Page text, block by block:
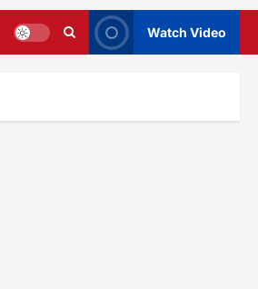
Watch Video